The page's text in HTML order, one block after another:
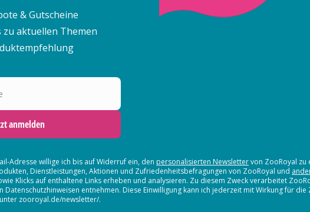
& Gutscheine
aktuellen Themen
anmelden
Adresse willige ich bis auf Widerruf ein, den personalisierten Newslettervon ZooRoyal zu
Dienstleistungen, Aktionen und Zufriedenheitsbefragungen von ZooRoyal und
Klicks auf enthaltene Links erheben und analysieren. Zu diesem Zweck verarbeitet
Datenschutzhinweisen entnehmen. Diese Einwilligung kann ich jederzeit mit Wirkung für
zooroyal.de/newsletter/.